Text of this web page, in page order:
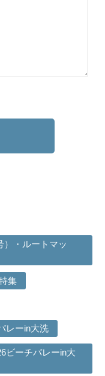
）・ルートマッ
集
レーin大洗
ビーチバレーin大